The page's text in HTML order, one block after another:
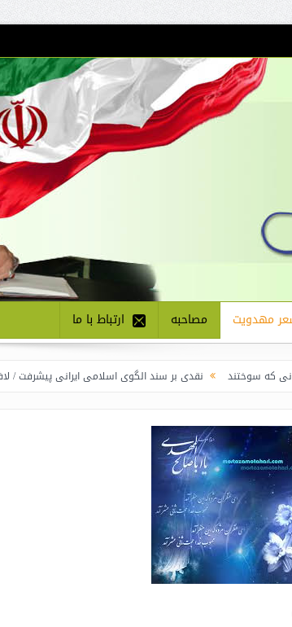
مهدویت مصاحبه ارتباط با ما
نقدی بر سند الگوی اسلامی ایرانی پیشرفت / لاف در غریبی